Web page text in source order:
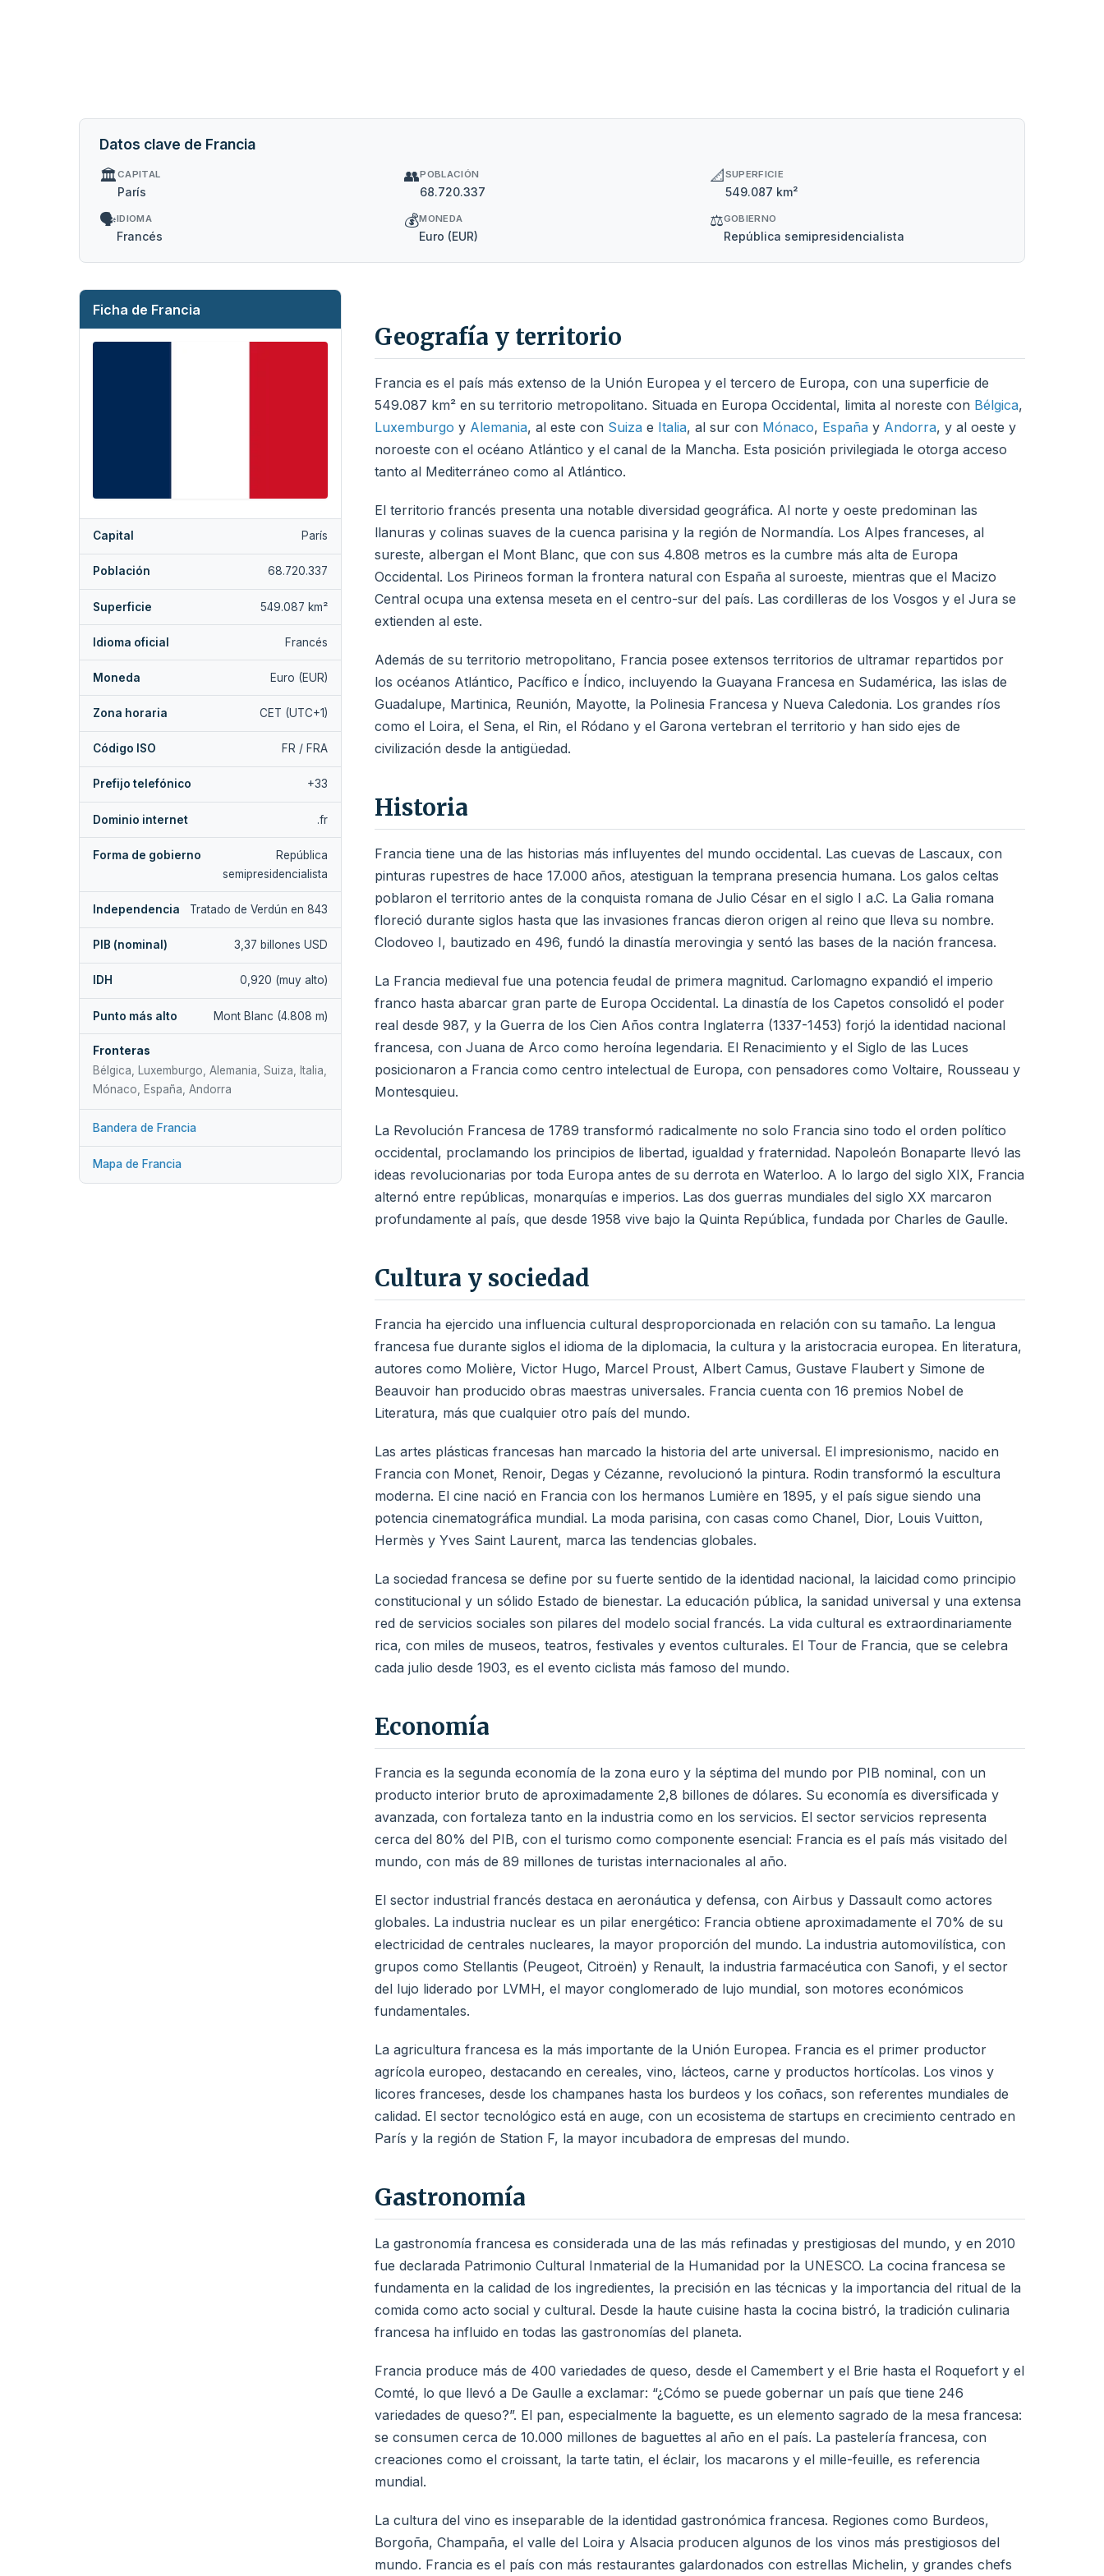
Datos clave de Francia
🏛️CAPITAL
París
👥POBLACIÓN
68.720.337
📐SUPERFICIE
549.087 km²
🗣️IDIOMA
Francés
💰MONEDA
Euro (EUR)
⚖️GOBIERNO
República semipresidencialista
Ficha de Francia
Capital París
Población 68.720.337
Superficie 549.087 km²
Idioma oficial Francés
Moneda Euro (EUR)
Zona horaria CET (UTC+1)
Código ISO FR / FRA
Prefijo telefónico +33
Dominio internet .fr
Forma de gobierno
República
semipresidencialista
Independencia Tratado de Verdún en 843
PIB (nominal) 3,37 billones USD
IDH 0,920 (muy alto)
Punto más alto Mont Blanc (4.808 m)
Fronteras
Bélgica, Luxemburgo, Alemania, Suiza, Italia,
Mónaco, España, Andorra
Bandera de Francia
Mapa de Francia
Geografía y territorio
Francia es el país más extenso de la Unión Europea y el tercero de Europa, con una superficie de
549.087 km² en su territorio metropolitano. Situada en Europa Occidental, limita al noreste con Bélgica,
Luxemburgo y Alemania, al este con Suiza e Italia, al sur con Mónaco, España y Andorra, y al oeste y
noroeste con el océano Atlántico y el canal de la Mancha. Esta posición privilegiada le otorga acceso
tanto al Mediterráneo como al Atlántico.
El territorio francés presenta una notable diversidad geográfica. Al norte y oeste predominan las
llanuras y colinas suaves de la cuenca parisina y la región de Normandía. Los Alpes franceses, al
sureste, albergan el Mont Blanc, que con sus 4.808 metros es la cumbre más alta de Europa
Occidental. Los Pirineos forman la frontera natural con España al suroeste, mientras que el Macizo
Central ocupa una extensa meseta en el centro-sur del país. Las cordilleras de los Vosgos y el Jura se
extienden al este.
Además de su territorio metropolitano, Francia posee extensos territorios de ultramar repartidos por
los océanos Atlántico, Pacífico e Índico, incluyendo la Guayana Francesa en Sudamérica, las islas de
Guadalupe, Martinica, Reunión, Mayotte, la Polinesia Francesa y Nueva Caledonia. Los grandes ríos
como el Loira, el Sena, el Rin, el Ródano y el Garona vertebran el territorio y han sido ejes de
civilización desde la antigüedad.
Historia
Francia tiene una de las historias más influyentes del mundo occidental. Las cuevas de Lascaux, con
pinturas rupestres de hace 17.000 años, atestiguan la temprana presencia humana. Los galos celtas
poblaron el territorio antes de la conquista romana de Julio César en el siglo I a.C. La Galia romana
floreció durante siglos hasta que las invasiones francas dieron origen al reino que lleva su nombre.
Clodoveo I, bautizado en 496, fundó la dinastía merovingia y sentó las bases de la nación francesa.
La Francia medieval fue una potencia feudal de primera magnitud. Carlomagno expandió el imperio
franco hasta abarcar gran parte de Europa Occidental. La dinastía de los Capetos consolidó el poder
real desde 987, y la Guerra de los Cien Años contra Inglaterra (1337-1453) forjó la identidad nacional
francesa, con Juana de Arco como heroína legendaria. El Renacimiento y el Siglo de las Luces
posicionaron a Francia como centro intelectual de Europa, con pensadores como Voltaire, Rousseau y
Montesquieu.
La Revolución Francesa de 1789 transformó radicalmente no solo Francia sino todo el orden político
occidental, proclamando los principios de libertad, igualdad y fraternidad. Napoleón Bonaparte llevó las
ideas revolucionarias por toda Europa antes de su derrota en Waterloo. A lo largo del siglo XIX, Francia
alternó entre repúblicas, monarquías e imperios. Las dos guerras mundiales del siglo XX marcaron
profundamente al país, que desde 1958 vive bajo la Quinta República, fundada por Charles de Gaulle.
Cultura y sociedad
Francia ha ejercido una influencia cultural desproporcionada en relación con su tamaño. La lengua
francesa fue durante siglos el idioma de la diplomacia, la cultura y la aristocracia europea. En literatura,
autores como Molière, Victor Hugo, Marcel Proust, Albert Camus, Gustave Flaubert y Simone de
Beauvoir han producido obras maestras universales. Francia cuenta con 16 premios Nobel de
Literatura, más que cualquier otro país del mundo.
Las artes plásticas francesas han marcado la historia del arte universal. El impresionismo, nacido en
Francia con Monet, Renoir, Degas y Cézanne, revolucionó la pintura. Rodin transformó la escultura
moderna. El cine nació en Francia con los hermanos Lumière en 1895, y el país sigue siendo una
potencia cinematográfica mundial. La moda parisina, con casas como Chanel, Dior, Louis Vuitton,
Hermès y Yves Saint Laurent, marca las tendencias globales.
La sociedad francesa se define por su fuerte sentido de la identidad nacional, la laicidad como principio
constitucional y un sólido Estado de bienestar. La educación pública, la sanidad universal y una extensa
red de servicios sociales son pilares del modelo social francés. La vida cultural es extraordinariamente
rica, con miles de museos, teatros, festivales y eventos culturales. El Tour de Francia, que se celebra
cada julio desde 1903, es el evento ciclista más famoso del mundo.
Economía
Francia es la segunda economía de la zona euro y la séptima del mundo por PIB nominal, con un
producto interior bruto de aproximadamente 2,8 billones de dólares. Su economía es diversificada y
avanzada, con fortaleza tanto en la industria como en los servicios. El sector servicios representa
cerca del 80% del PIB, con el turismo como componente esencial: Francia es el país más visitado del
mundo, con más de 89 millones de turistas internacionales al año.
El sector industrial francés destaca en aeronáutica y defensa, con Airbus y Dassault como actores
globales. La industria nuclear es un pilar energético: Francia obtiene aproximadamente el 70% de su
electricidad de centrales nucleares, la mayor proporción del mundo. La industria automovilística, con
grupos como Stellantis (Peugeot, Citroën) y Renault, la industria farmacéutica con Sanofi, y el sector
del lujo liderado por LVMH, el mayor conglomerado de lujo mundial, son motores económicos
fundamentales.
La agricultura francesa es la más importante de la Unión Europea. Francia es el primer productor
agrícola europeo, destacando en cereales, vino, lácteos, carne y productos hortícolas. Los vinos y
licores franceses, desde los champanes hasta los burdeos y los coñacs, son referentes mundiales de
calidad. El sector tecnológico está en auge, con un ecosistema de startups en crecimiento centrado en
París y la región de Station F, la mayor incubadora de empresas del mundo.
Gastronomía
La gastronomía francesa es considerada una de las más refinadas y prestigiosas del mundo, y en 2010
fue declarada Patrimonio Cultural Inmaterial de la Humanidad por la UNESCO. La cocina francesa se
fundamenta en la calidad de los ingredientes, la precisión en las técnicas y la importancia del ritual de la
comida como acto social y cultural. Desde la haute cuisine hasta la cocina bistró, la tradición culinaria
francesa ha influido en todas las gastronomías del planeta.
Francia produce más de 400 variedades de queso, desde el Camembert y el Brie hasta el Roquefort y el
Comté, lo que llevó a De Gaulle a exclamar: “¿Cómo se puede gobernar un país que tiene 246
variedades de queso?”. El pan, especialmente la baguette, es un elemento sagrado de la mesa francesa:
se consumen cerca de 10.000 millones de baguettes al año en el país. La pastelería francesa, con
creaciones como el croissant, la tarte tatin, el éclair, los macarons y el mille-feuille, es referencia
mundial.
La cultura del vino es inseparable de la identidad gastronómica francesa. Regiones como Burdeos,
Borgoña, Champaña, el valle del Loira y Alsacia producen algunos de los vinos más prestigiosos del
mundo. Francia es el país con más restaurantes galardonados con estrellas Michelin, y grandes chefs